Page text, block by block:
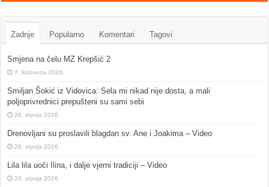
Zadnje Popularno Komentari Tagovi
Smjena na čelu MZ Krepšić 2
7. kolovoza 2026.
Smiljan Šokić iz Vidovica: Sela mi nikad nije dosta, a mali
poljoprivrednici prepušteni su sami sebi
28. srpnja 2026.
Drenovljani su proslavili blagdan sv. Ane i Joakima – Video
26. srpnja 2026.
Lila lila uoči Ilina, i dalje vjerni tradiciji – Video
20. srpnja 2026.